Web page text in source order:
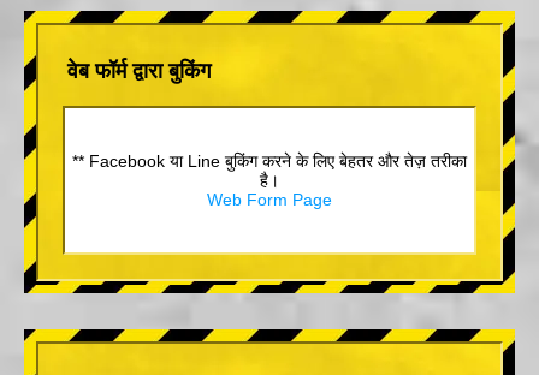
वेब फॉर्म द्वारा बुकिंग
** Facebook या Line बुकिंग करने के लिए बेहतर और तेज़ तरीका
है।
Web Form Page